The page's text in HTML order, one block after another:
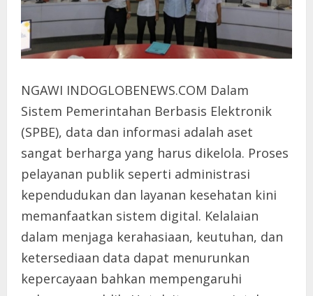
NGAWI INDOGLOBENEWS.COM Dalam
Sistem Pemerintahan Berbasis Elektronik
(SPBE), data dan informasi adalah aset
sangat berharga yang harus dikelola. Proses
pelayanan publik seperti administrasi
kependudukan dan layanan kesehatan kini
memanfaatkan sistem digital. Kelalaian
dalam menjaga kerahasiaan, keutuhan, dan
ketersediaan data dapat menurunkan
kepercayaan bahkan mempengaruhi